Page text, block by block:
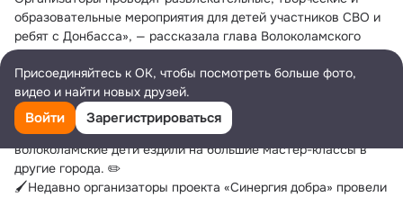
образовательные мероприятия для детей участников СВО и
ребят с Донбасса», — рассказала глава Волоколамского
округа Наталья Козлова.
🎨Профессиональные художники неоднократно приезжали в
детский лагерь «Имени 28 героев-панфиловцев» и
проводили мастер-классы по живописи для ребят, которые
живут там во временном пункте размещения. Несколько раз
волоколамские дети ездили на большие мастер-классы в
другие города. ✏️
🖌Недавно организаторы проекта «Синергия добра» провели
Присоединяйтесь к ОК, чтобы посмотреть больше фото,
видео и найти новых друзей.
Войти Зарегистрироваться